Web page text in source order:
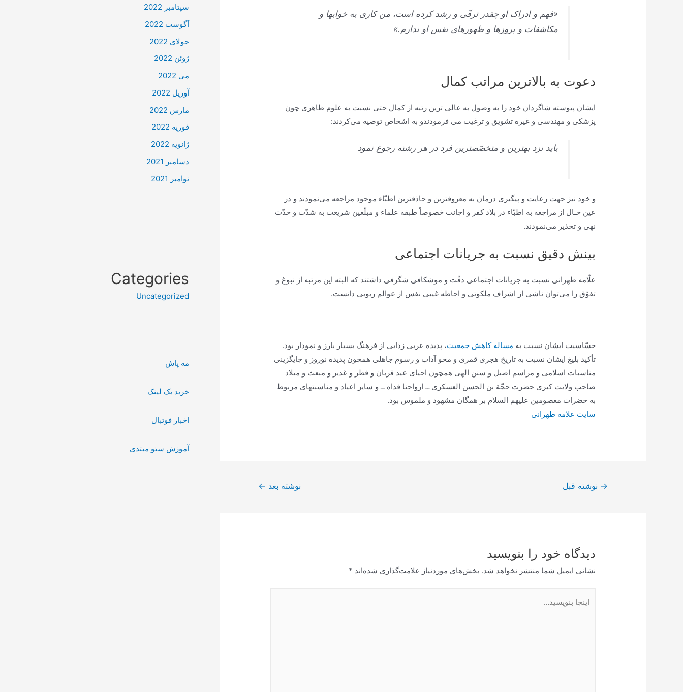
«فهم و ادراک او چقدر ترقّى و رشد كرده است، من كارى به خواب‏ها و
مكاشفات و بروزها و ظهورهاى نفس او ندارم.»
دعوت به بالاترین مراتب کمال
ایشان پيوسته شاگردان خود را به وصول به عالی ترين رتبه از كمال حتى نسبت به علوم ظاهرى چون
پزشكى و مهندسى و غيره تشويق و ترغيب می ‏فرمودندو به اشخاص توصيه می‌كردند:
بايد نزد بهترين و متخصّص‏ترين فرد در هر رشته رجوع نمود
و خود نيز جهت رعايت و پيگيرى درمان به معروف‏ترين و حاذق‏ترين اطبّاء موجود مراجعه می‌نمودند و در
عين حـال از مراجعه به اطبّاء در بلاد كفر و اجانب خصوصاً طبقه علماء و مبلّغين شريعت به شدّت و حدّت
نهى و تحذير می‌‏نمودند.
بینش دقیق نسبت به جریانات اجتماعی
علّامه طهرانى نسبت به جريانات اجتماعى دقّت و موشكافى شگرفى داشتند كه البته اين مرتبه از نبوغ و
تفوّق را می‌توان ناشى از اشراف ملكوتى و احاطه غيبى نفس از عوالم ربوبى دانست.
حسّاسيت ايشان نسبت به مساله کاهش جمعیت، پديده عربى زدايى از فرهنگ بسيار بارز و نمودار بود.
تأكيد بليغ ايشان نسبت به تاريخ هجرى قمرى و محو آداب و رسوم جاهلى همچون پديده نوروز و جايگزينى
مناسبات اسلامى و مراسم اصيل و سنن الهى همچون احياى عيد قربان و فطر و غدير و مبعث و ميلاد
صاحب ولايت كبرى حضرت حجّة بن الحسن العسكرى ــ ارواحنا فداه ــ و ساير اعياد و مناسبت‏هاى مربوط
به حضرات معصومين علیهم السلام بر همگان مشهود و ملموس بود.
سایت علامه طهرانی
→ نوشته قبل نوشته بعد ←
دیدگاه‌ خود را بنویسید
نشانی ایمیل شما منتشر نخواهد شد. بخش‌های موردنیاز علامت‌گذاری شده‌اند *
بنویسید…
سپتامبر 2022
آگوست 2022
جولای 2022
ژوئن 2022
می 2022
آوریل 2022
مارس 2022
فوریه 2022
ژانویه 2022
دسامبر 2021
نوامبر 2021
Categories
Uncategorized
مه پاش
خرید بک لینک
اخبار فوتبال
آموزش سئو مبتدی